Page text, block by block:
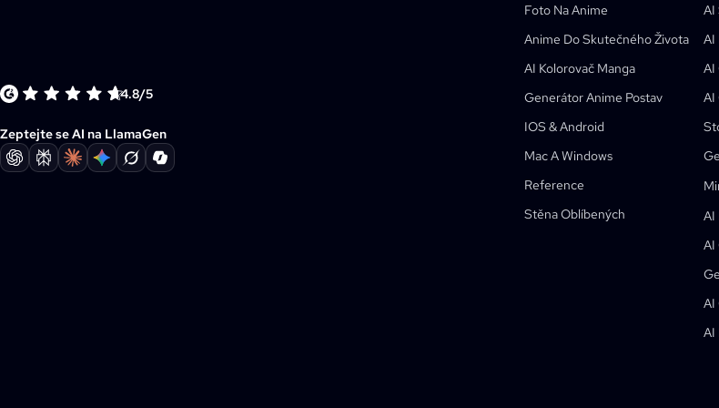
4.8/5
Zeptejte se AI na LlamaGen
Foto Na Anime
Anime Do Skutečného Života
AI Kolorovač Manga
Generátor Anime Postav
IOS & Android
Mac A Windows
Reference
Stěna Oblíbených
AI
AI
AI
AI
AI
AI
AI
AI
AI Generátor Kreslených Postav
Převést Obrázek Na Komiks
Přeměňte Obrázek Na Kreslený
AI Generátor Webtoonů
AI Generátor Korejských Komiksů
AI Generátor Mangy
Social Media Comics
Bible Comic Maker
AI Generátor Videí
Tvůrce Dětské Knížky
AI Generátor Pohádkových Knížek
AI Vzdělávací Komiksy
Generativní Pracovní Postupy
Webtoony